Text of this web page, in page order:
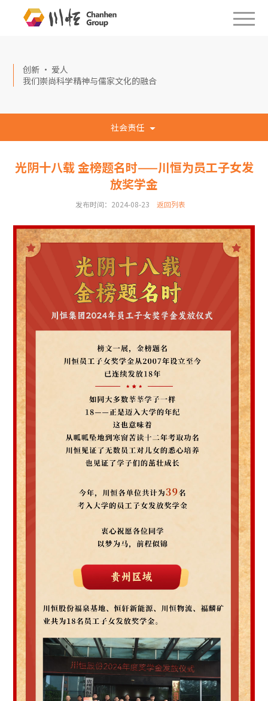
创新 · 爱人
我们崇尚科学精神与儒家文化的融合
社会责任
光阴十八载 金榜题名时——川恒为员工子女发
放奖学金
发布时间：2024-08-23 返回列表